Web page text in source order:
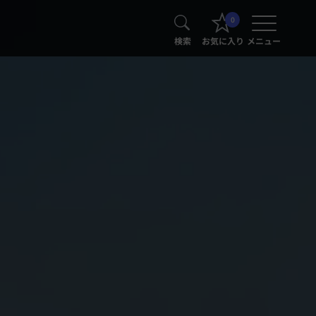
検索
0
お気に入り メニュー